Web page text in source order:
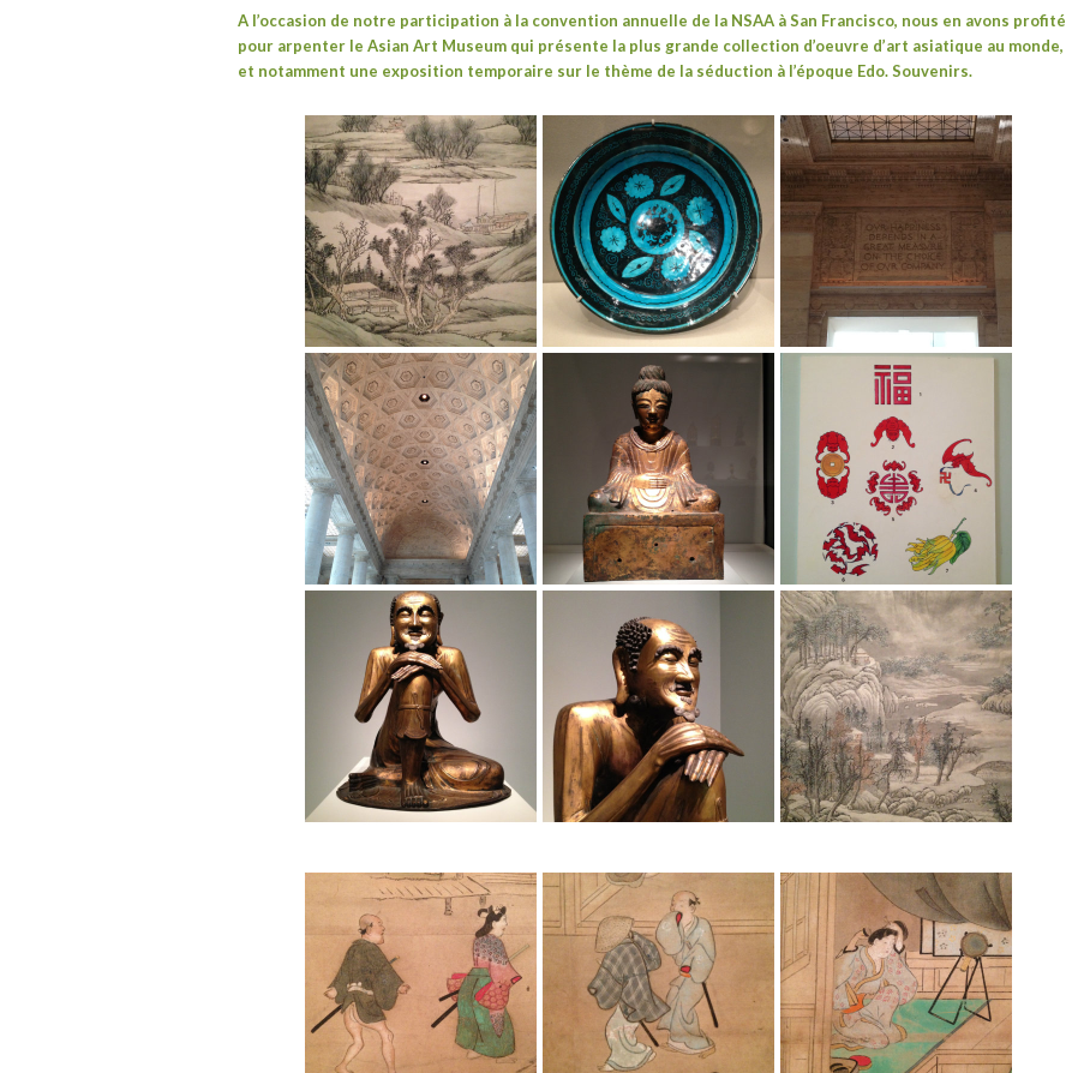
A l’occasion de notre participation à la convention annuelle de la NSAA à San Francisco, nous en avons profité
pour arpenter le Asian Art Museum qui présente la plus grande collection d’oeuvre d’art asiatique au monde,
et notamment une exposition temporaire sur le thème de la séduction à l’époque Edo. Souvenirs.